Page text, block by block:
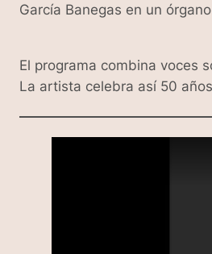
García Banegas en un
El programa combina voces
La artista celebra así 50